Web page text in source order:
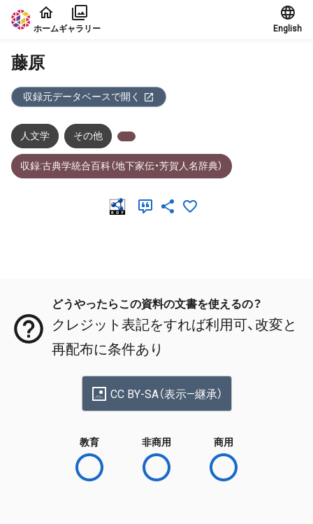
本文に飛ぶ
ホームギャラリー English
藤原
収録元データベースで開く
人文学 その他
収録:古典学統合百科（地下家伝・芳賀人名辞典）
どうやったらこの資料の文書を使えるの？
クレジット表記をすれば利用可、改変と
再配布に条件あり
CC BY-SA（表示—継承）
教育 非商用 商用